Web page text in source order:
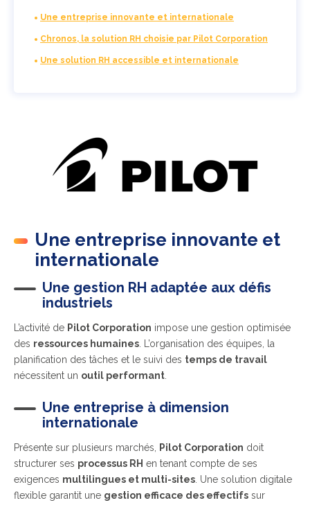
Une entreprise innovante et internationale
Chronos, la solution RH choisie par Pilot Corporation
Une solution RH accessible et internationale
Une entreprise innovante et
internationale
Une gestion RH adaptée aux défis
industriels
L’activité de Pilot Corporation impose une gestion optimisée
des ressources humaines . L’organisation des équipes, la
planification des tâches et le suivi des temps de travail
nécessitent un outil performant
Une entreprise à dimension
internationale
Présente sur plusieurs marchés, Pilot Corporation doit
structurer ses processus RH en tenant compte de ses
exigences multilingues et multi-sites . Une solution digitale
flexible garantit une gestion efficace des effectifs sur